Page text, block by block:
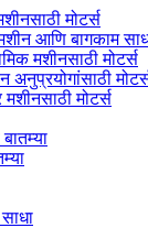
मोटर्स
आणि बागकाम
मशीनसाठी मोटर्स
अनुप्रयोगांसाठी
मशीनसाठी मोटर्स